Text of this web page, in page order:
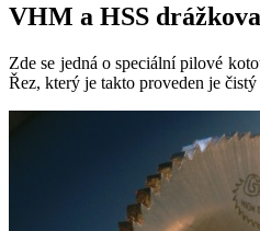
VHM a HSS
Zde se jedná o speciální pilové
Řez, který je takto proveden je